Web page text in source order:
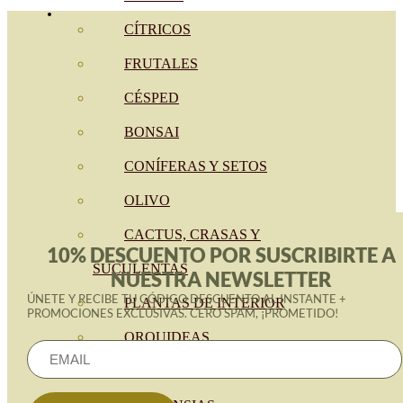
CÍTRICOS
FRUTALES
CÉSPED
BONSAI
CONÍFERAS Y SETOS
OLIVO
CACTUS, CRASAS Y
SUCULENTAS
PLANTAS DE INTERIOR
ORQUIDEAS
10% DESCUENTO POR SUSCRIBIRTE A
NUESTRA NEWSLETTER
ÚNETE Y RECIBE TU CÓDIGO DESCUENTO AL INSTANTE +
PROMOCIONES EXCLUSIVAS. CERO SPAM, ¡PROMETIDO!